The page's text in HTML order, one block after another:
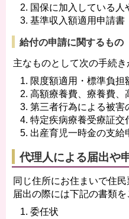
国保に加入している
基準収入額適用申請書
給付の申請に関するもの
主なものとして次の手続き
限度額適用・標準負
高額療養費、療養費、
第三者行為による被害
特定疾病療養受療証交
出産育児一時金の支給
代理人による届出や
同じ住所にお住まいで住
届出の際には下記の書類を
委任状